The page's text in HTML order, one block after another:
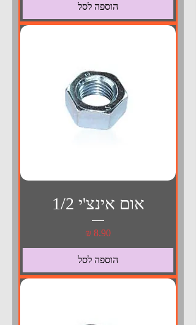
הוספה לסל
אום אינצ'י 1/2
מחיר
הוספה לסל